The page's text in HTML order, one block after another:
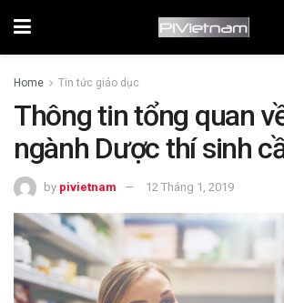
Home Tin tức giáo dục
Thông tin tổng quan
ngành Dược thí sinh
by pivietnam 12 Tháng 1, 2019